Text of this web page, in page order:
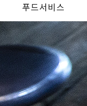
푸드서비스